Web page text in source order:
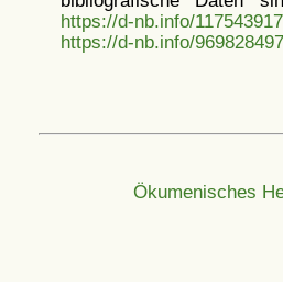
https://d-nb.info/
https://d-nb.info/969828497
Ökumenisches